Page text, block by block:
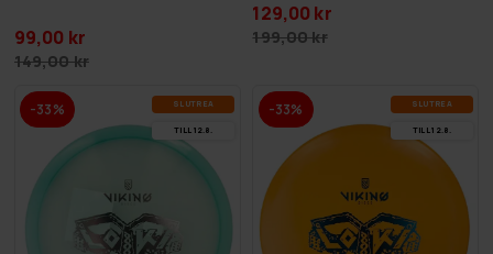
99,00 kr
149,00 kr
129,00 kr
199,00 kr
-33% SLUT­REA
TILL 12.8.
-33% SLUT­REA
TILL 12.8.